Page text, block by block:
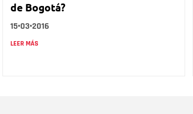
de Bogotá?
15•03•2016
LEER MÁS